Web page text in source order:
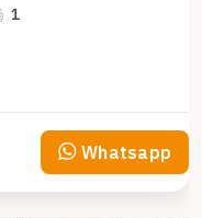
1
Whatsapp